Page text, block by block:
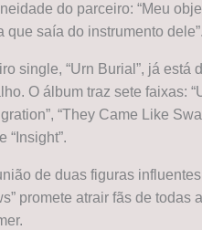
do parceiro: “Meu
que saía do instrumento dele”.
single, “Urn Burial”, já
O álbum traz sete faixas:
“They Came Like
“Insight”.
de duas figuras
promete atrair fãs de todas